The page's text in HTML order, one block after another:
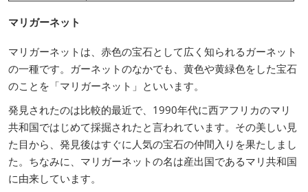
マリガーネット
マリガーネットは、赤色の宝石として広く知られるガーネット
の一種です。ガーネットのなかでも、黄色や黄緑色をした宝石
のことを「マリガーネット」といいます。
発見されたのは比較的最近で、1990年代に西アフリカのマリ
共和国ではじめて採掘されたと言われています。その美しい見
た目から、発見後はすぐに人気の宝石の仲間入りを果たしまし
た。ちなみに、マリガーネットの名は産出国であるマリ共和国
に由来しています。